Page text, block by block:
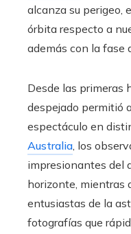
alcanza su perigeo,
órbita respecto a
además con la fase
Desde las primeras
despejado permitió
espectáculo en
Australia, los
impresionantes del
horizonte, mientras
entusiastas de la
fotografías que